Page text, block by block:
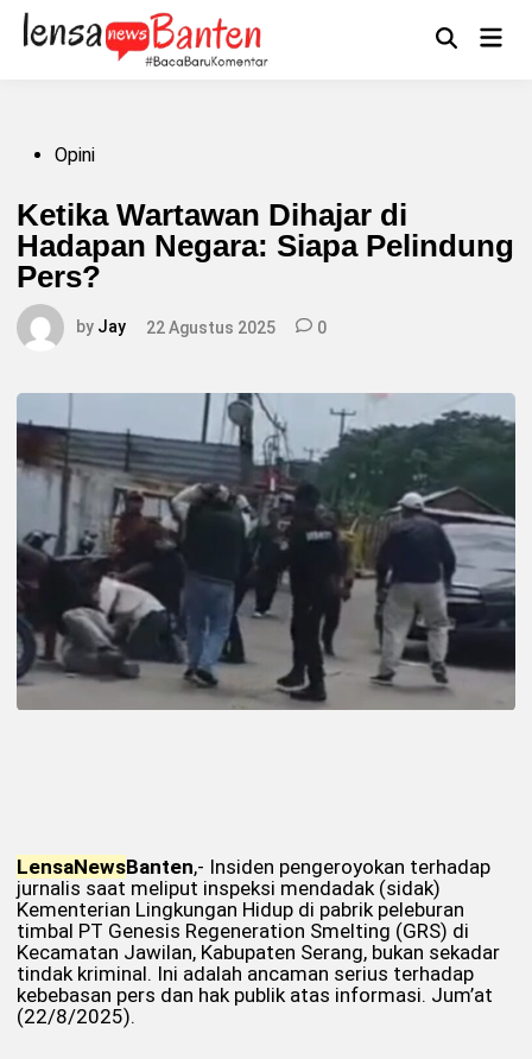
Skip
content
OpenMain
Posted
Opini
Ketika Wartawan Dihajar di
Hadapan Negara: Siapa Pelindung
Pers?
by Jay 22 Agustus 2025 0
LensaNewsBanten,- Insiden pengeroyokan terhadap
jurnalis saat meliput inspeksi mendadak (sidak)
Kementerian Lingkungan Hidup di pabrik peleburan
timbal PT Genesis Regeneration Smelting (GRS) di
Kecamatan Jawilan, Kabupaten Serang, bukan sekadar
tindak kriminal. Ini adalah ancaman serius terhadap
kebebasan pers dan hak publik atas informasi. Jum’at
(22/8/2025).